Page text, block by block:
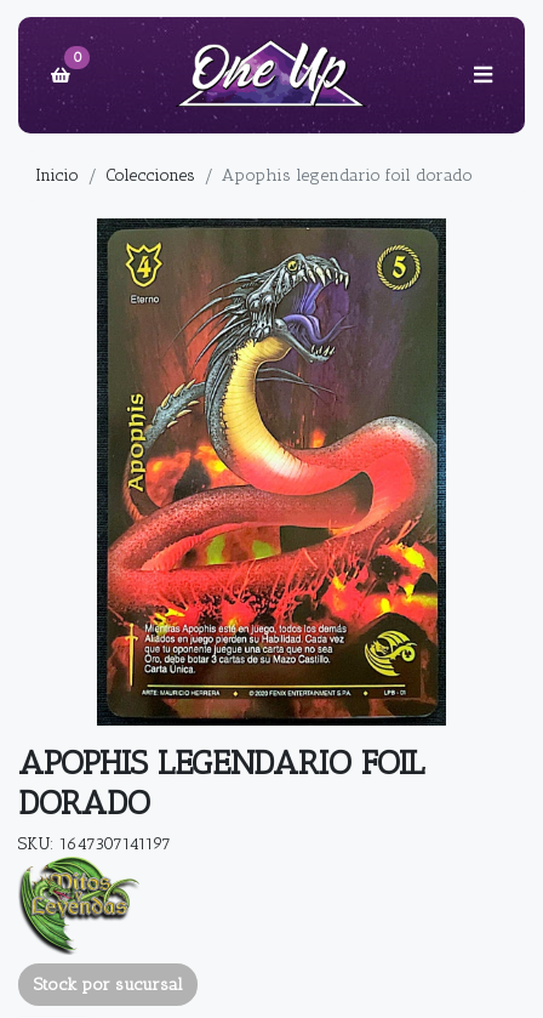
0
Inicio Colecciones Apophis legendario foil dorado
APOPHIS LEGENDARIO FOIL
DORADO
SKU: 1647307141197
Stock por sucursal